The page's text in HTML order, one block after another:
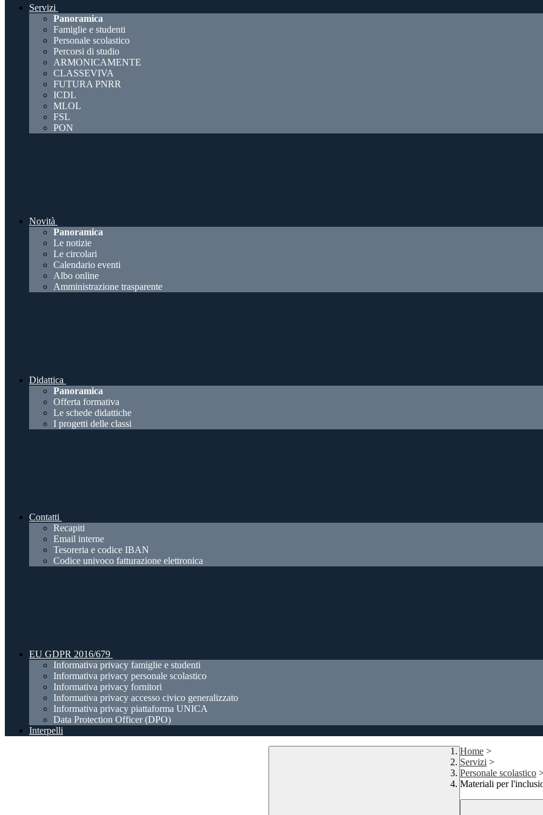
Servizi
Panoramica
Famiglie e studenti
Personale scolastico
Percorsi di studio
ARMONICAMENTE
CLASSEVIVA
FUTURA PNRR
ICDL
MLOL
FSL
PON
Novità
Panoramica
Le notizie
Le circolari
Calendario eventi
Albo online
Amministrazione trasparente
Didattica
Panoramica
Offerta formativa
Le schede didattiche
I progetti delle classi
Contatti
Recapiti
Email interne
Tesoreria e codice IBAN
Codice univoco fatturazione elettronica
EU GDPR 2016/679
Informativa privacy famiglie e studenti
Informativa privacy personale scolastico
Informativa privacy fornitori
Informativa privacy accesso civico generalizzato
Informativa privacy piattaforma UNICA
Data Protection Officer (DPO)
Interpelli
Home >
Servizi >
Personale scolastico
Materiali per